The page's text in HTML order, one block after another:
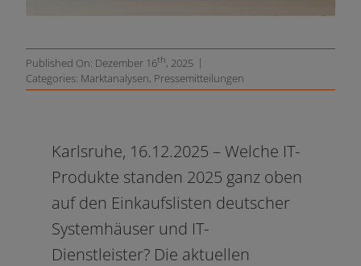
Published On: Dezember 16th, 2025 |
Categories: Marktanalysen, Pressemitteilungen
Karlsruhe, 16.12.2025 – Welche IT-
Produkte stan­den 2025 ganz oben
auf den Einkaufslisten deut­scher
Systemhäuser und IT-
Dienstleister? Die aktu­el­len